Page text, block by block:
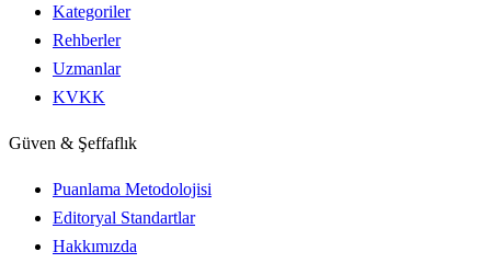
Kategoriler
Rehberler
Uzmanlar
KVKK
Güven & Şeffaflık
Puanlama Metodolojisi
Editoryal Standartlar
Hakkımızda